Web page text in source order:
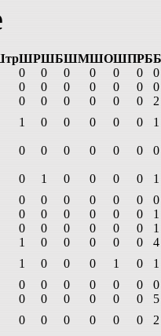
ШРШБШМШОШПРБ
0 0 0 0 0 0
0
0 0 0 0 0 0
0
0 0 0 0 0 0
2
1 0 0 0 0 0 1
0 0 0 0 0 0 0
0 1 0 0 0 0
1
0 0 0 0 0 0
0
0 0 0 0 0 0
1
0 0 0 0 0 0
1
1 0 0 0 0 0
4
1 0 0 0 1 0
1
0 0 0 0 0 0
0
0 0 0 0 0 0
5
0 0 0 0 0 0 2